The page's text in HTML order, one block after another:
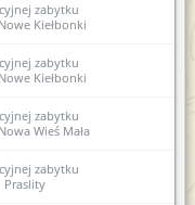
zabytku
Kiełbonki
zabytku
Kiełbonki
zabytku
Wieś Mała
zabytku
Praslity